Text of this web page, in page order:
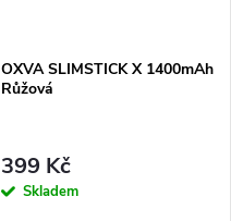
OXVA SLIMSTICK X 1400mAh
Růžová
399 Kč
Skladem